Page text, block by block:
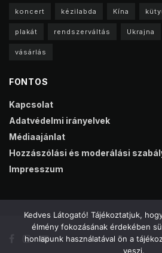
koncert kézilabda Kína
plakát rendszerváltás Ukrajna
vásárlás
FONTOS
Kapcsolat
Adatvédelmi irányelvek
Médiaajánlat
Hozzászólási és moderálási
Impresszum
Kedves Látogató! Tájékoztatjuk,
élmény fokozásának érdekében
honlapunk használatával ön a
veszi.